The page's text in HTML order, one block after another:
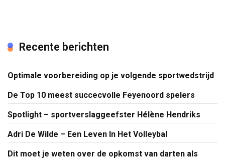
Recente berichten
Optimale voorbereiding op je volgende sportwedstrijd
De Top 10 meest succecvolle Feyenoord spelers
Spotlight – sportverslaggeefster Hélène Hendriks
Adri De Wilde – Een Leven In Het Volleybal
Dit moet je weten over de opkomst van darten als